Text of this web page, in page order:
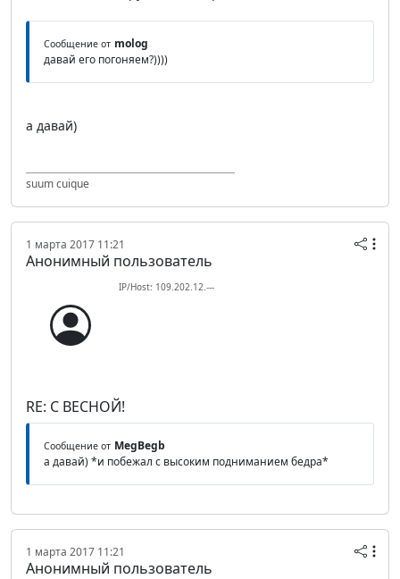
Сообщение от molog
давай его погоняем?))))
а давай)
suum cuique
1 марта 2017 11:21
Анонимный пользователь
IP/Host: 109.202.12.---
RE: С ВЕСНОЙ!
Сообщение от MegBegb
а давай) *и побежал с высоким подниманием бедра*
1 марта 2017 11:21
Анонимный пользователь